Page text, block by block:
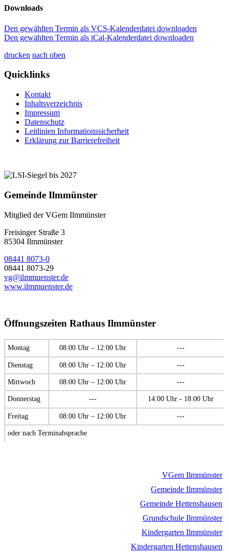
Downloads
Den gewählten Termin als VCS-Kalenderdatei downloaden
Den gewählten Termin als iCal-Kalenderdatei downloaden
drucken nach oben
Quicklinks
Kontakt
Inhaltsverzeichnis
Impressum
Datenschutz
Leitlinien Informationssicherheit
Erklärung zur Barrierefreiheit
Gemeinde Ilmmünster
Mitglied der VGem Ilmmünster
Freisinger Straße 3
85304 Ilmmünster
08441 8073-0
08441 8073-29
vg@ilmmuenster.de
www.ilmmuenster.de
Öffnungszeiten Rathaus Ilmmünster
Montag 08:00 Uhr – 12:00 Uhr ---
Dienstag 08:00 Uhr – 12:00 Uhr ---
Mittwoch 08:00 Uhr – 12:00 Uhr ---
Donnerstag --- 14:00 Uhr - 18:00 Uhr
Freitag 08:00 Uhr – 12:00 Uhr ---
oder nach Terminabsprache
VGem Ilmmünster
Gemeinde Ilmmünster
Gemeinde Hettenshausen
Grundschule Ilmmünster
Kindergarten Ilmmünster
Kindergarten Hettenshausen